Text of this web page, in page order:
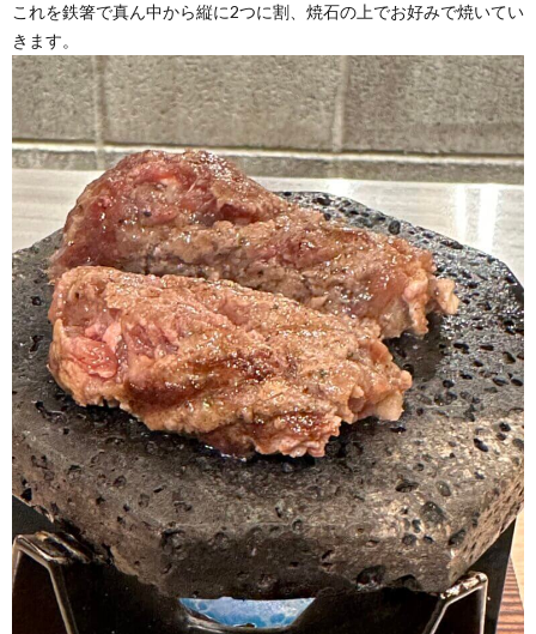
これを鉄箸で真ん中から縦に2つに割、焼石の上でお好みで焼いてい
きます。